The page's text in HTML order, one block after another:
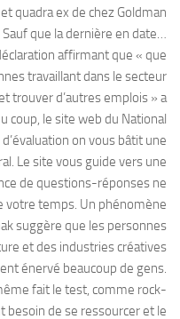
quadra ex de chez Goldman
que la dernière en date…
affirmant que « que
travaillant dans le secteur
trouver d’autres emplois » a
coup, le site web du National
on vous bâtit une
Le site vous guide vers une
de questions-réponses ne
votre temps. Un phénomène
suggère que les personnes
et des industries créatives
énervé beaucoup de gens.
fait le test, comme rock-
besoin de se ressourcer et le